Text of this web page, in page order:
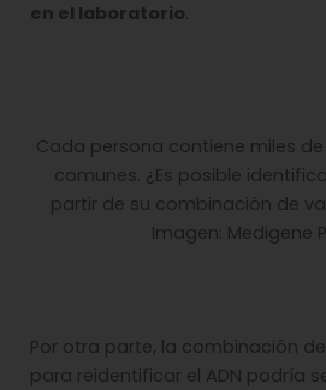
en el laboratorio.
Cada persona contiene miles
comunes. ¿Es posible
partir de su combinación de
Imagen: Medigene
Por otra parte, la combinación
para reidentificar el ADN podría